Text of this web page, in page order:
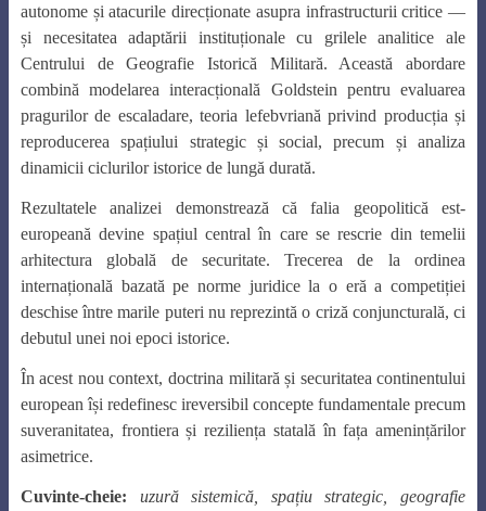
autonome și atacurile direcționate asupra infrastructurii critice —
și necesitatea adaptării instituționale cu grilele analitice ale
Centrului de Geografie Istorică Militară. Această abordare
combină modelarea interacțională Goldstein pentru evaluarea
pragurilor de escaladare, teoria lefebvriană privind producția și
reproducerea spațiului strategic și social, precum și analiza
dinamicii ciclurilor istorice de lungă durată.
Rezultatele analizei demonstrează că falia geopolitică est-
europeană devine spațiul central în care se rescrie din temelii
arhitectura globală de securitate. Trecerea de la ordinea
internațională bazată pe norme juridice la o eră a competiției
deschise între marile puteri nu reprezintă o criză conjuncturală, ci
debutul unei noi epoci istorice.
În acest nou context, doctrina militară și securitatea continentului
european își redefinesc ireversibil concepte fundamentale precum
suveranitatea, frontiera și reziliența statală în fața amenințărilor
asimetrice.
Cuvinte-cheie:
uzură sistemică, spațiu strategic, geografie